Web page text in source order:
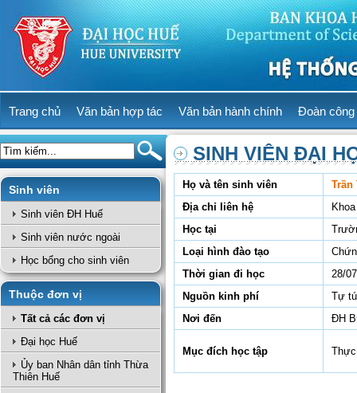
Trang chủ Văn bản hợp tác Văn bản hành chính Đoàn công
Sinh viên
Sinh viên ĐH Huế
Sinh viên nước ngoài
Học bổng cho sinh viên
Thuộc đơn vị
Tất cả các đơn vị
Đại học Huế
Ủy ban Nhân dân tỉnh Thừa
Thiên Huế
SINH VIÊN ĐẠI
Họ và tên sinh viên
Trần
Địa chỉ liên hệ
Học tại
Loại hình đào tạo
Thời gian đi học
28/
Nguồn kinh phí
Tự
Nơi đến
ĐH
Mục đích học tập